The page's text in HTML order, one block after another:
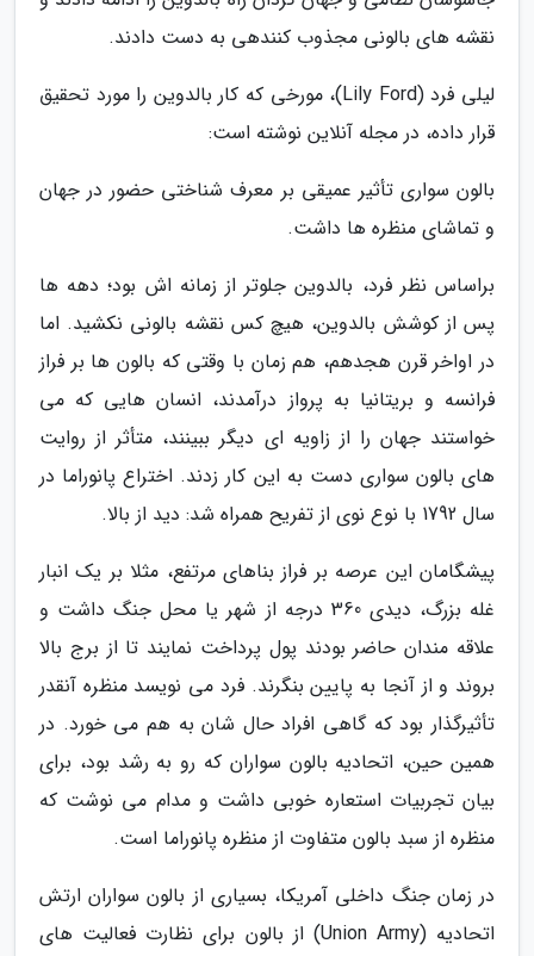
نقشه های بالونی مجذوب کنندهی به دست دادند.
لیلی فرد (Lily Ford)، مورخی که کار بالدوین را مورد تحقیق
قرار داده، در مجله آنلاین نوشته است:
بالون سواری تأثیر عمیقی بر معرف شناختی حضور در جهان
و تماشای منظره ها داشت.
براساس نظر فرد، بالدوین جلوتر از زمانه اش بود؛ دهه ها
پس از کوشش بالدوین، هیچ کس نقشه بالونی نکشید. اما
در اواخر قرن هجدهم، هم زمان با وقتی که بالون ها بر فراز
فرانسه و بریتانیا به پرواز درآمدند، انسان هایی که می
خواستند جهان را از زاویه ای دیگر ببینند، متأثر از روایت
های بالون سواری دست به این کار زدند. اختراع پانوراما در
سال 1792 با نوع نوی از تفریح همراه شد: دید از بالا.
پیشگامان این عرصه بر فراز بناهای مرتفع، مثلا بر یک انبار
غله بزرگ، دیدی 360 درجه از شهر یا محل جنگ داشت و
علاقه مندان حاضر بودند پول پرداخت نمایند تا از برج بالا
بروند و از آنجا به پایین بنگرند. فرد می نویسد منظره آنقدر
تأثیرگذار بود که گاهی افراد حال شان به هم می خورد. در
همین حین، اتحادیه بالون سواران که رو به رشد بود، برای
بیان تجربیات استعاره خوبی داشت و مدام می نوشت که
منظره از سبد بالون متفاوت از منظره پانوراما است.
در زمان جنگ داخلی آمریکا، بسیاری از بالون سواران ارتش
اتحادیه (Union Army) از بالون برای نظارت فعالیت های